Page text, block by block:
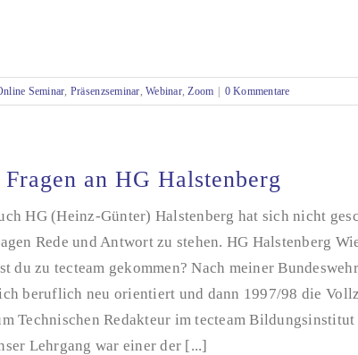
Seminar, Präsenzseminar,Webinar,Zoom 0 Kommentare
Fragen an HG Halstenberg
HG (Heinz-Günter) Halstenberg hat sich nicht
Rede und Antwort zu stehen. HG Halstenberg
du zu tecteam gekommen? Nach meiner
beruflich neu orientiert und dann 1997/98 die
Technischen Redakteur im tecteam
Lehrgang war einer der [...]